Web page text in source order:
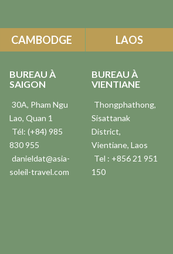
CAMBODGE LAOS
BUREAU À
SAIGON
30A, Pham Ngu
Lao, Quan 1
Tél: (+84) 985
830 955
danieldat@asia-
soleil-travel.com
BUREAU À
VIENTIANE
Thongphathong,
Sisattanak
District,
Vientiane, Laos
Tel : +856 21 951
150